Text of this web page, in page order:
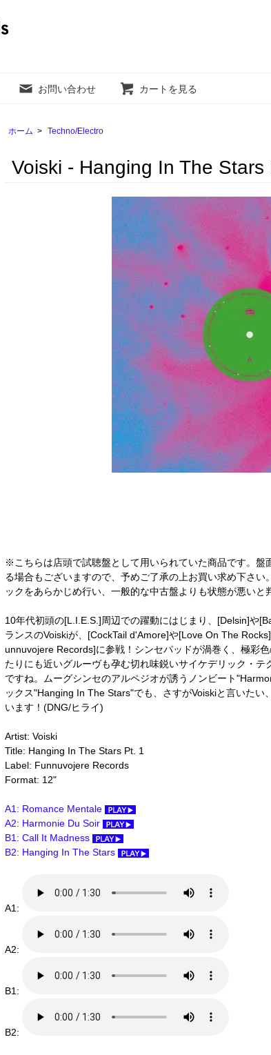
お問い合わせ カートを見る
ホーム > Techno/Electro
Voiski - Hanging In The Stars
※こちらは店頭で試聴盤として用いられていた商品です。盤
る場合もございますので、予めご了承の上お買い求め下さ
ックをあらかじめ行い、一般的な中古盤よりも状態が悪い
10年代初頭の[L.I.E.S.]周辺での躍動にはじまり、[Delsin]や
ランスのVoiskiが、[CockTail d'Amore]や[Love On The
unnuvojere Records]に参戦！シンセパッドが渦巻く、極彩
たりにも近いグルーヴも孕む切れ味鋭いサイケデリック・
ですね。ムーグシンセのアルペジオが誘うノンビート
ックス"Hanging In The Stars"でも、さすがVoiskiと言いた
います！(DNG/ヒライ)
Artist: Voiski
Title: Hanging In The Stars Pt. 1
Label: Funnuvojere Records
Format: 12"
A1: Romance Mentale
A2: Harmonie Du Soir
B1: Call It Madness
B2: Hanging In The Stars
A1:
A2:
B1:
B2: